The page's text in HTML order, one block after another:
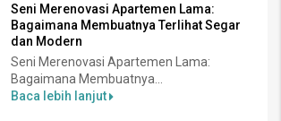
Seni Merenovasi Apartemen Lama:
Bagaimana Membuatnya Terlihat Segar
dan Modern
Seni Merenovasi Apartemen Lama:
Bagaimana Membuatnya...
Baca lebih lanjut